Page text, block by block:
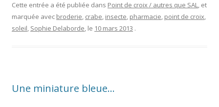
Cette entrée a été publiée dans Point de croix / autres que SAL, et
marquée avec broderie, crabe, insecte, pharmacie, point de croix,
soleil, Sophie Delaborde, le 10 mars 2013 .
Une miniature bleue…